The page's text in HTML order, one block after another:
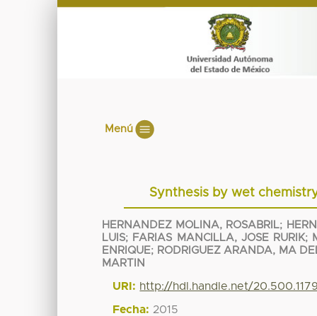
Menú
Synthesis by wet
HERNANDEZ MOLINA, ROSABRIL;
LUIS; FARIAS MANCILLA, JOSE RURIK;
ENRIQUE; RODRIGUEZ ARANDA, MA
MARTIN
URI: http://hdl.handle.net/
Fecha: 2015